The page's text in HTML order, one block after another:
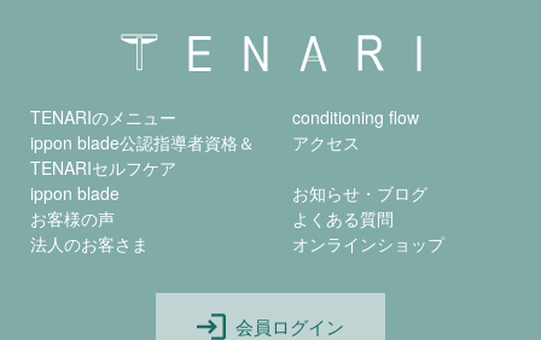
会社概要 よくある質問
会員ログイン 予約
TENARIのメニュー
conditioning flow
ippon blade公認指導者資格＆
TENARIセルフケア
アクセス
ippon blade
お知らせ・ブログ
お客様の声
よくある質問
法人のお客さま
オンラインショップ
会員ログイン